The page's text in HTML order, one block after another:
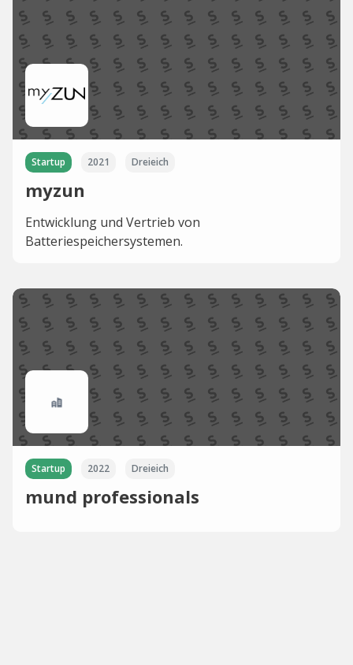
Startup 2021 Dreieich
myzun
Entwicklung und Vertrieb von
Batteriespeichersystemen.
Startup 2022 Dreieich
mund professionals